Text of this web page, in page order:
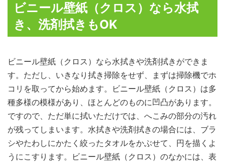
ビニール壁紙（クロス）なら水拭
き、洗剤拭きもOK
ビニール壁紙（クロス）なら水拭きや洗剤拭きができま
す。ただし、いきなり拭き掃除をせず、まずは掃除機でホ
コリを取ってから始めます。ビニール壁紙（クロス）は多
種多様の模様があり、ほとんどのものに凹凸があります。
ですので、ただ単に拭いただけでは、へこみの部分の汚れ
が残ってしまいます。水拭きや洗剤拭きの場合には、ブラ
シやたわしにかたく絞ったタオルをかぶせて、円を描くよ
うにこすります。ビニール壁紙（クロス）のなかには、表